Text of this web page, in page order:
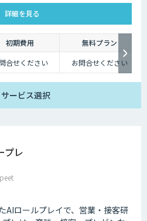
詳細を見る
初期費用
無料プラン
合せください お問合せください
サービス選択
プレ
AIロールプレイで、営業・接客研